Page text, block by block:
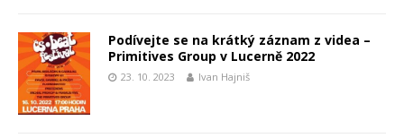
Podívejte se na krátký záznam z videa –
Primitives Group v Lucerně 2022
23. 10. 2023 Ivan Hajniš